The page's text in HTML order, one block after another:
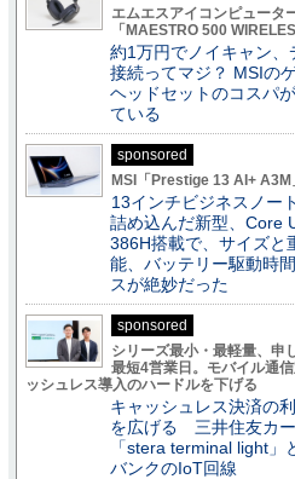
エムエスアイコンピュータ
「MAESTRO 500
約1万円でノイキャン、
接続ってマジ？ MSIの
ヘッドセットのコスパ
ている
sponsored
MSI「Prestige 13 AI+ A3M
13インチビジネスノー
詰め込んだ新型、Core
386H搭載で、サイズと
能、バッテリー駆動時
スが絶妙だった
sponsored
シリーズ最小・最軽量、申
最短4営業日。モバイル通
ッシュレス導入のハードルを下げる
キャッシュレス決済の
を広げる 三井住友カ
「stera terminal light」
バンクのIoT回線